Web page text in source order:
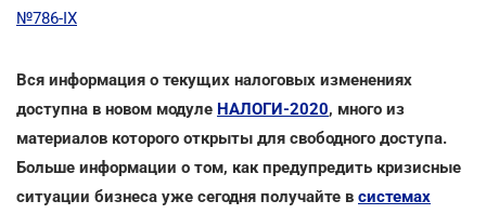
№786-ІХ
Вся информация о текущих налоговых изменениях
доступна в новом модуле НАЛОГИ-2020, много из
материалов которого открыты для свободного доступа.
Больше информации о том, как предупредить кризисные
ситуации бизнеса уже сегодня получайте в системах